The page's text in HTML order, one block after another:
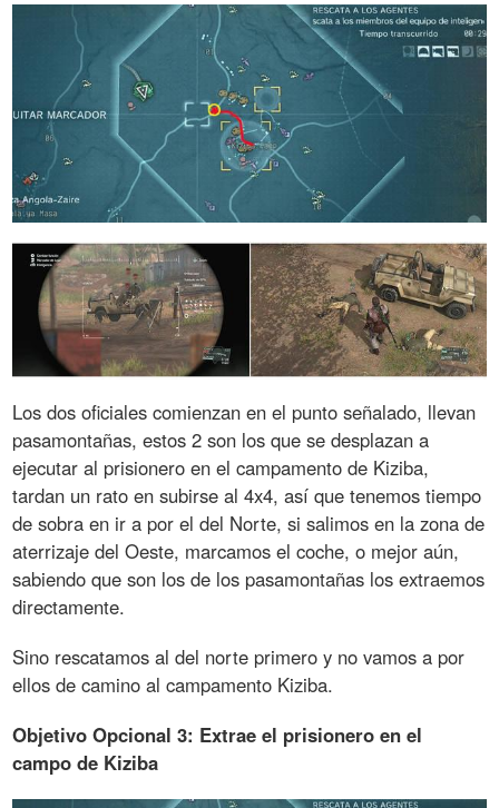
Los dos oficiales comienzan en el punto señalado, llevan
pasamontañas, estos 2 son los que se desplazan a
ejecutar al prisionero en el campamento de Kiziba,
tardan un rato en subirse al 4x4, así que tenemos tiempo
de sobra en ir a por el del Norte, si salimos en la zona de
aterrizaje del Oeste, marcamos el coche, o mejor aún,
sabiendo que son los de los pasamontañas los extraemos
directamente.
Sino rescatamos al del norte primero y no vamos a por
ellos de camino al campamento Kiziba.
Objetivo Opcional 3: Extrae el prisionero en el
campo de Kiziba